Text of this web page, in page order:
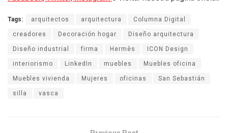
Tags: arquitectos arquitectura Columna Digital
creadores Decoración hogar Diseño arquitectura
Diseño industrial firma Hermès ICON Design
interiorismo LinkedIn muebles Muebles oficina
Muebles vivienda Mujeres oficinas San Sebastián
silla vasca